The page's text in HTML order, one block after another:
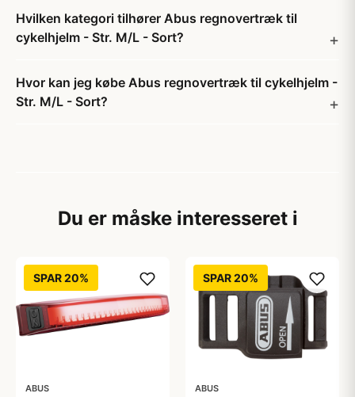
Hvilken kategori tilhører Abus regnovertræk til
cykelhjelm - Str. M/L - Sort?
Hvor kan jeg købe Abus regnovertræk til cykelhjelm -
Str. M/L - Sort?
Du er måske interesseret i
SPAR 20%
ABUS
SPAR 20%
ABUS